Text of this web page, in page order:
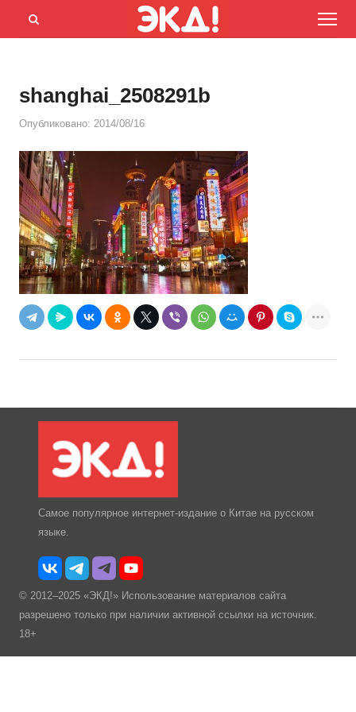
Menu
Открыть
shanghai_2508291b
Опубликовано: 2014/08/16
Самое популярное интернет-издание о Китае на русском
языке.
© 2012–2025 «ЭКД!» Использование материалов сайта
разрешено только при наличии активной ссылки на источник.
18+